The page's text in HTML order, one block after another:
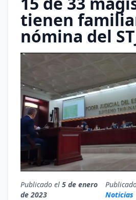
tienen
nómina del
Publicado el 5 de enero
de 2023
Noticias